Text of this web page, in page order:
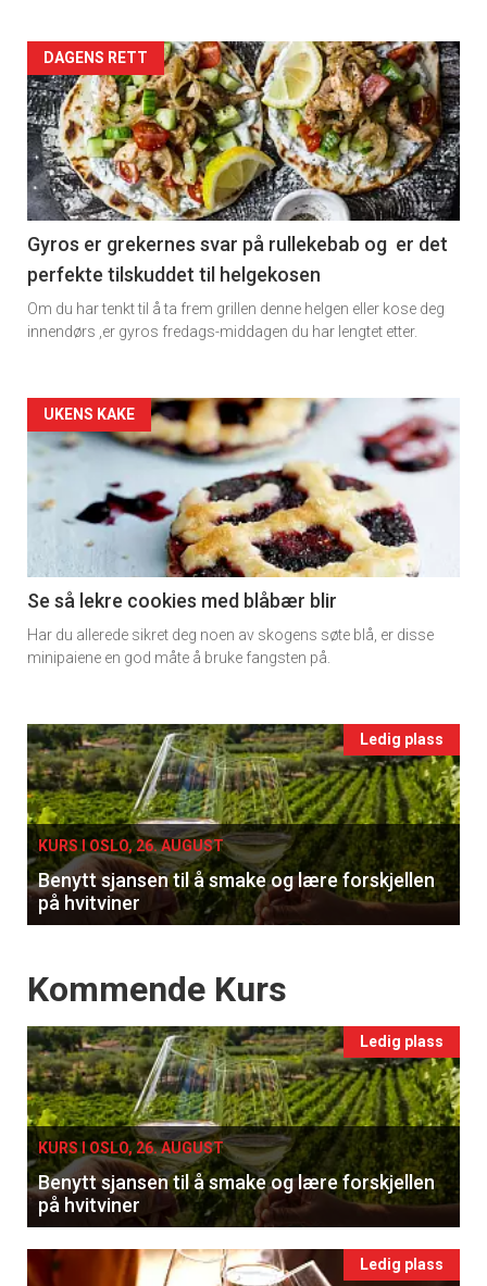
Artikler
detail
-
section
11
Dagens
rett
DAGENS RETT
Gyros er grekernes svar på rullekebab og er det
perfekte tilskuddet til helgekosen
Om du har tenkt til å ta frem grillen denne helgen eller kose deg
innendørs ,er gyros fredags-middagen du har lengtet etter.
Artikler
detail
-
section
11
Ukens
UKENS KAKE
Se så lekre cookies med blåbær blir
Har du allerede sikret deg noen av skogens søte blå, er disse
minipaiene en god måte å bruke fangsten på.
Events
single
Ledig plass
KURS I OSLO, 26. AUGUST
Benytt sjansen til å smake og lære forskjellen
på hvitviner
Events
Kommende Kurs
Ledig plass
KURS I OSLO, 26. AUGUST
Benytt sjansen til å smake og lære forskjellen
på hvitviner
Ledig plass